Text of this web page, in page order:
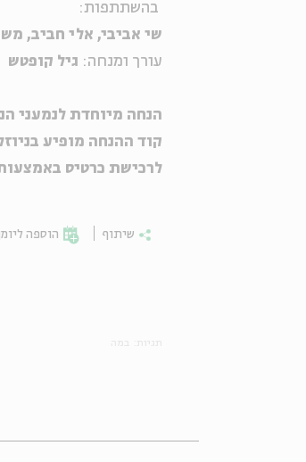
בהשתתפות:
שי אביבי, אלי חביב,
עורך ומנחה: גיל קופטש
הנחה מיוחדת לנמעני
קוד ההנחה מופיע
לרכישת כרטיס באמצעות
שיתוף הוספה